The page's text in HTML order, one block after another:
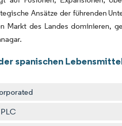
Ansätze der führenden
Markt des Landes dominieren,
spanischen